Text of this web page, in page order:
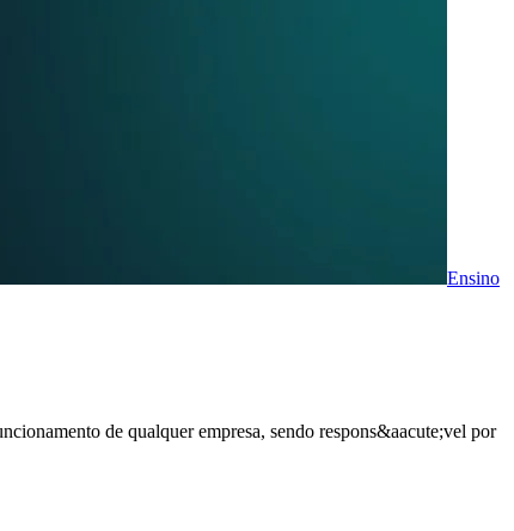
Ensino
de qualquer empresa, sendo respons&aacute;vel por